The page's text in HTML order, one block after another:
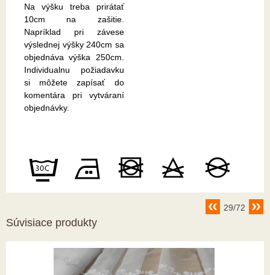
Na výšku treba prirátať
10cm na zašitie.
Napríklad pri závese
výslednej výšky 240cm sa
objednáva výška 250cm.
Individualnu požiadavku
si môžete zapísať do
komentára pri vytváraní
objednávky.
29/72
Súvisiace produkty